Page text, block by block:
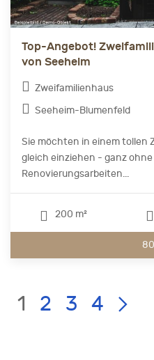
Top-Angebot!
von Seeheim
Zweifamilienhaus
Seeheim-Blumenfeld
Sie möchten in einem tollen
gleich einziehen - ganz
Renovierungsarbeiten...
200 m²
LIST
Page:
1 2 3 4